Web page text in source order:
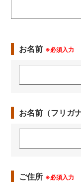
お名前 ※必須入力
お名前（フリガナ
ご住所 ※必須入力